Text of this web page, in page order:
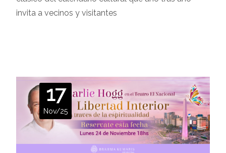
invita a vecinos y visitantes
17
Nov/25